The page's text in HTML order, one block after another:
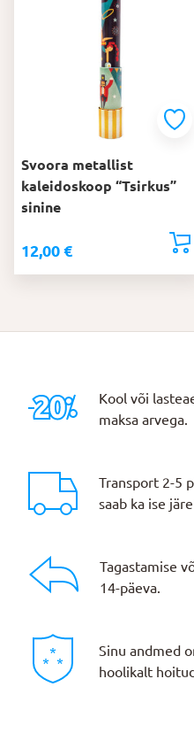
Svoora metallist
kaleidoskoop “Tsirkus”
sinine
12,00 €
Kool või
maksa arvega.
Transport 2-5
saab ka ise
Tagastamise
14-päeva.
Sinu andmed
hoolikalt